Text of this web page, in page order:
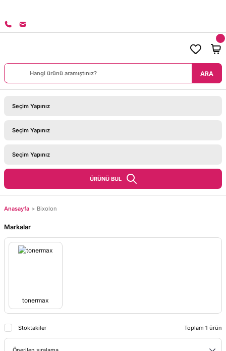
ARA
ÜRÜNÜ BUL
Anasayfa Bixolon
Markalar
tonermax
Stoktakiler Toplam 1 ürün